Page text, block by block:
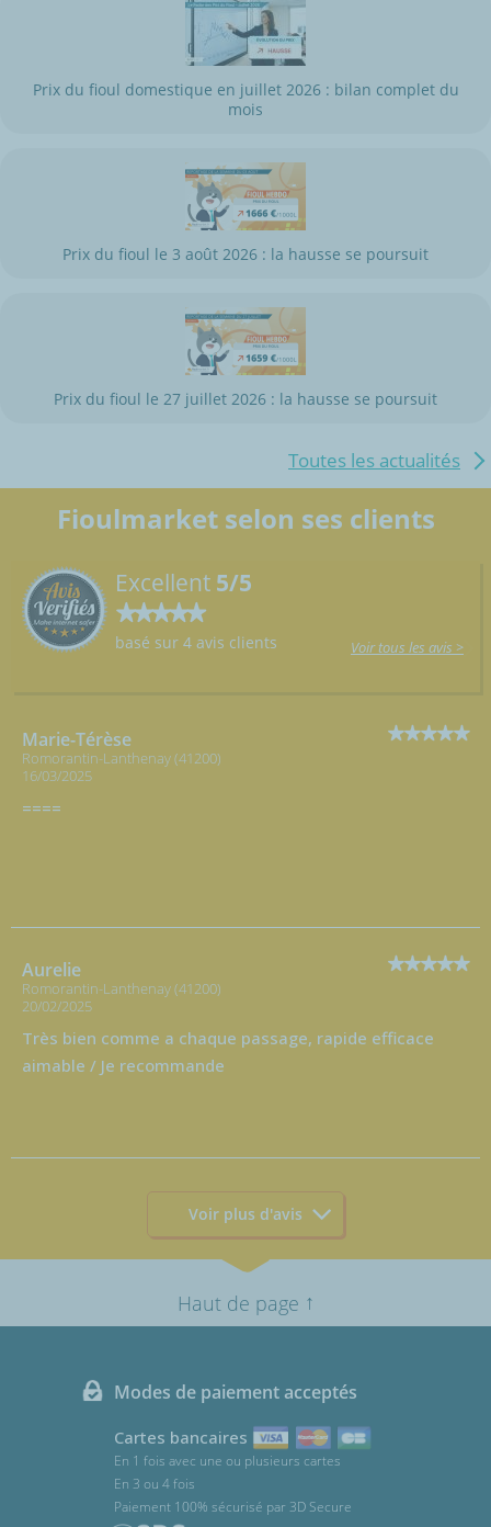
Prix du fioul domestique en juillet 2026 : bilan complet du
mois
Prix du fioul le 3 août 2026 : la hausse se poursuit
Prix du fioul le 27 juillet 2026 : la hausse se poursuit
Toutes les actualités
Fioulmarket selon ses clients
Excellent 5/5
basé sur 4 avis clients Voir tous les avis >
Marie-Térèse
Romorantin-Lanthenay (41200)
16/03/2025
====
Aurelie
Romorantin-Lanthenay (41200)
20/02/2025
Très bien comme a chaque passage, rapide efficace
aimable / Je recommande
Voir plus d'avis
Haut de page ↑
Modes de paiement acceptés
Cartes bancaires
En 1 fois avec une ou plusieurs cartes
En 3 ou 4 fois
Paiement 100% sécurisé par 3D Secure